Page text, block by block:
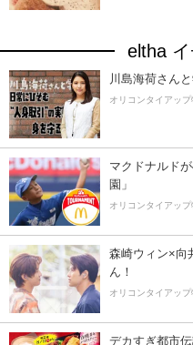
eltha
川島海荷さん
オリコンタイアップ
マクドナルド
園」
オリコンタイアップ
森崎ウィン×向
ん！
オリコンタイアップ
デカすぎ都市